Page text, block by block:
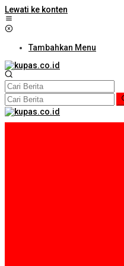
Lewati ke konten
Tambahkan Menu